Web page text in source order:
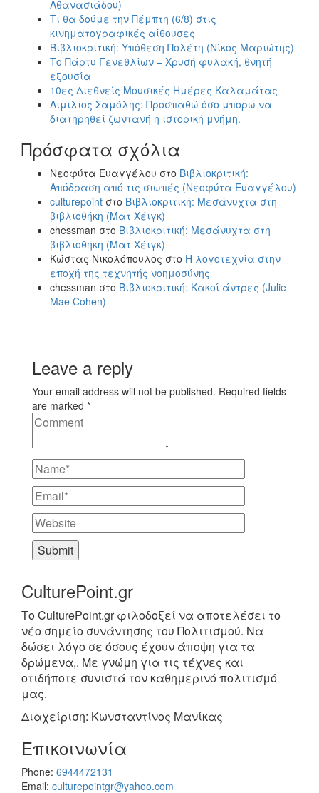
Αθανασιάδου)
Τι θα δούμε την Πέμπτη (6/8) στις
κινηματογραφικές αίθουσες
Βιβλιοκριτική: Υπόθεση Πολέτη (Νίκος Μαριώτης)
Το Πάρτυ Γενεθλίων – Χρυσή φυλακή, θνητή
εξουσία
10ες Διεθνείς Μουσικές Ημέρες Καλαμάτας
Αιμίλιος Σαμόλης: Προσπαθώ όσο μπορώ να
διατηρηθεί ζωντανή η ιστορική μνήμη.
Πρόσφατα σχόλια
Νεοφύτα Ευαγγέλου στο Βιβλιοκριτική:
Απόδραση από τις σιωπές (Νεοφύτα Ευαγγέλου)
culturepoint στο Βιβλιοκριτική: Μεσάνυχτα στη
βιβλιοθήκη (Ματ Χέιγκ)
chessman στο Βιβλιοκριτική: Μεσάνυχτα στη
βιβλιοθήκη (Ματ Χέιγκ)
Κώστας Νικολόπουλος στο Η λογοτεχνία στην
εποχή της τεχνητής νοημοσύνης
chessman στο Βιβλιοκριτική: Κακοί άντρες (Julie
Mae Cohen)
Leave a reply
Your email address will not be published. Required fields
are marked *
CulturePoint.gr
Το CulturePoint.gr φιλοδοξεί να αποτελέσει το
νέο σημείο συνάντησης του Πολιτισμού. Να
δώσει λόγο σε όσους έχουν άποψη για τα
δρώμενα,. Με γνώμη για τις τέχνες και
οτιδήποτε συνιστά τον καθημερινό πολιτισμό
μας.
Διαχείριση: Κωνσταντίνος Μανίκας
Επικοινωνία
Phone: 6944472131
Email: culturepointgr@yahoo.com